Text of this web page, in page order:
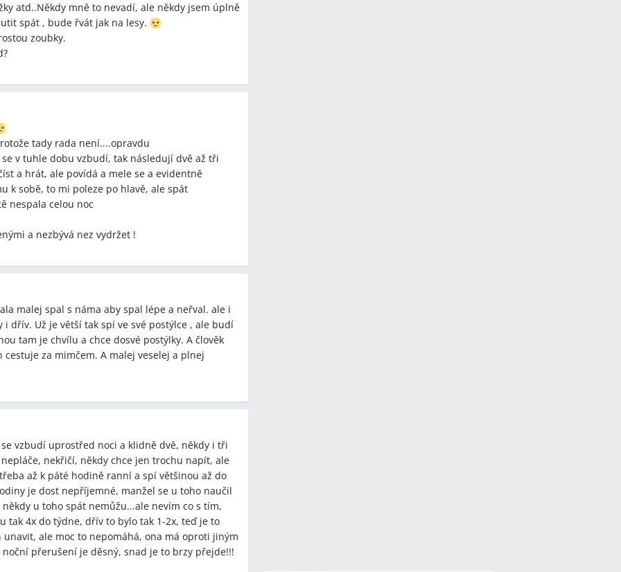
spánku?
po približne 2 hodinách popoludňajšieho
spánok a viedlo k prespávaniu celej noci.
nočnom bdení?
im nepomohli; niektorí podali Panadol pri
Sunar)?
občas pomôže dieťa uspať, ale účinok je
nebudia z dôvodu hladu.
keď volá "mami" v noci?
ako krátkodobé riešenie, ale kniha a
učiť dieťa spať vo vlastnej postieľke.
1–3 hodiny je bežný problém u detí približne
bola v diskusii najčastejšie odporúčaným
čas naznačuje problém s návykmi alebo rutinou.
vlastnej postieľke: niektorí rodičia vidia okamžitú
že to posilňuje zlý návyk a odporúčajú
rodinách opakuje prebúdanie práve v čase
príčiny?
aplikácie metód z knihy, čiže za aký čas možno
atd..Někdy mně to nevadí, ale někdy jsem úplně
spát , bude řvát jak na lesy.
zoubky.
tady rada není....opravdu
v tuhle dobu vzbudí, tak následují dvě až tři
a hrát, ale povídá a mele se a evidentně
k sobě, to mi poleze po hlavě, ale spát
nespala celou noc
a nezbývá nez vydržet !
malej spal s náma aby spal lépe a neřval. ale i
dřív. Už je větší tak spí ve své postýlce , ale budí
tam je chvílu a chce dosvé postýlky. A člověk
za mimčem. A malej veselej a plnej
vzbudí uprostřed noci a klidně dvě, někdy i tři
nekřičí, někdy chce jen trochu napít, ale
až k páté hodině ranní a spí většinou až do
je dost nepříjemné, manžel se u toho naučil
u toho spát nemůžu...ale nevím co s tím,
tak 4x do týdne, dřív to bylo tak 1-2x, teď je to
ale moc to nepomáhá, ona má oproti jiným
přerušení je děsný, snad je to brzy přejde!!!